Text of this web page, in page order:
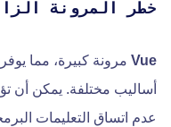
خطر المرونة
Vue مرونة كبيرة، مما
أساليب مختلفة. يمكن أن
عدم اتساق التعليمات